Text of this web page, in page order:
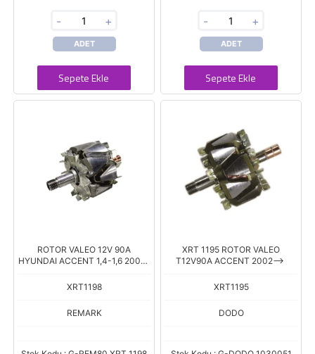
- +
ADET
Sepete Ekle
- +
ADET
Sepete Ekle
ROTOR VALEO 12V 90A
HYUNDAI ACCENT 1,4-1,6 2005-
XRT1198
REMARK
XRT 1195 ROTOR VALEO
T12V90A ACCENT 2002-->
XRT1195
DODO